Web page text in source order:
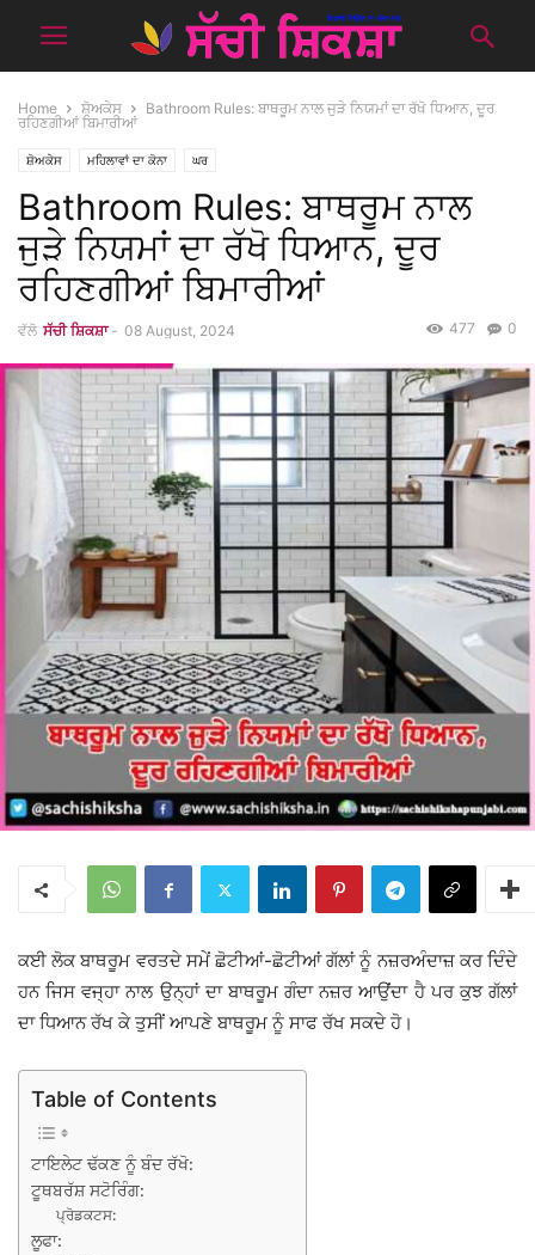
Home ਸ਼ੋਅਕੇਸ
Bathroom Rules: ਬਾਥਰੂਮ ਨਾਲ ਜੁੜੇ ਨਿਯਮਾਂ ਦਾ ਰੱਖੋ ਧਿਆਨ, ਦੂਰ
ਰਹਿਣਗੀਆਂ ਬਿਮਾਰੀਆਂ
ਸ਼ੋਅਕੇਸ ਮਹਿਲਾਵਾਂ ਦਾ ਕੋਨਾ ਘਰ
Bathroom Rules: ਬਾਥਰੂਮ ਨਾਲ
ਜੁੜੇ ਨਿਯਮਾਂ ਦਾ ਰੱਖੋ ਧਿਆਨ, ਦੂਰ
ਰਹਿਣਗੀਆਂ ਬਿਮਾਰੀਆਂ
ਵੱਲੋ ਸੱਚੀ ਸ਼ਿਕਸ਼ਾ - 08 August, 2024 0
477
ਕਈ ਲੋਕ ਬਾਥਰੂਮ ਵਰਤਦੇ ਸਮੇਂ ਛੋਟੀਆਂ-ਛੋਟੀਆਂ ਗੱਲਾਂ ਨੂੰ ਨਜ਼ਰਅੰਦਾਜ਼ ਕਰ ਦਿੰਦੇ
ਹਨ ਜਿਸ ਵਜ੍ਹਾ ਨਾਲ ਉਨ੍ਹਾਂ ਦਾ ਬਾਥਰੂਮ ਗੰਦਾ ਨਜ਼ਰ ਆਉਂਦਾ ਹੈ ਪਰ ਕੁਝ ਗੱਲਾਂ
ਦਾ ਧਿਆਨ ਰੱਖ ਕੇ ਤੁਸੀਂ ਆਪਣੇ ਬਾਥਰੂਮ ਨੂੰ ਸਾਫ ਰੱਖ ਸਕਦੇ ਹੋ।
Table of Contents
ਟਾਇਲੇਟ ਢੱਕਣ ਨੂੰ ਬੰਦ ਰੱਖੋ:
ਟੂਥਬਰੱਸ਼ ਸਟੋਰਿੰਗ:
ਪ੍ਰੋਡਕਟਸ:
ਲੂਫਾ: